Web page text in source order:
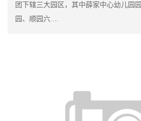
团下辖三大园区，其中薛家中心幼儿园
园、顺园六....